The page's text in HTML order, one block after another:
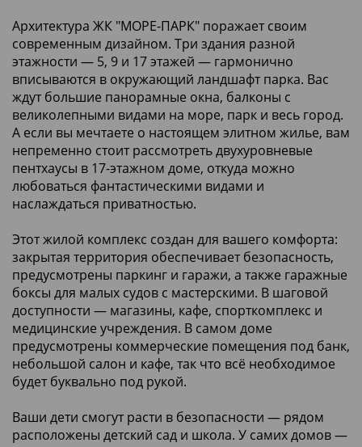
Архитектура ЖК "МОРЕ-ПАРК" поражает своим
современным дизайном. Три здания разной
этажности — 5, 9 и 17 этажей — гармонично
вписываются в окружающий ландшафт парка. Вас
ждут большие панорамные окна, балконы с
великолепными видами на море, парк и весь город.
А если вы мечтаете о настоящем элитном жилье, вам
непременно стоит рассмотреть двухуровневые
пентхаусы в 17-этажном доме, откуда можно
любоваться фантастическими видами и
наслаждаться приватностью.
Этот жилой комплекс создан для вашего комфорта:
закрытая территория обеспечивает безопасность,
предусмотрены паркинг и гаражи, а также гаражные
боксы для малых судов с мастерскими. В шаговой
доступности — магазины, кафе, спорткомплекс и
медицинские учреждения. В самом доме
предусмотрены коммерческие помещения под банк,
небольшой салон и кафе, так что всё необходимое
будет буквально под рукой.
Ваши дети смогут расти в безопасности — рядом
расположены детский сад и школа. У самих домов —